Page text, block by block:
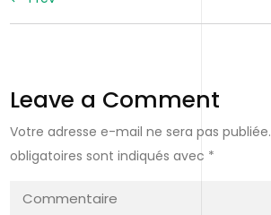
Leave a Comment
Votre adresse e-mail ne sera pas publiée.
obligatoires sont indiqués avec *